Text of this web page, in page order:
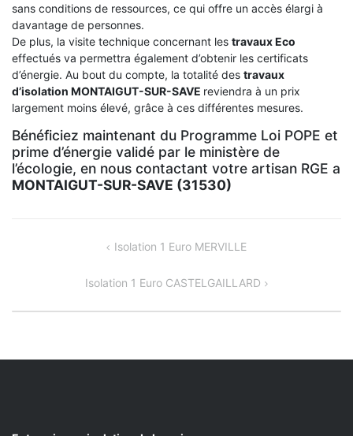
sans conditions de ressources, ce qui offre un accès élargi à
davantage de personnes.
De plus, la visite technique concernant les travaux Eco
effectués va permettra également d’obtenir les certificats
d’énergie. Au bout du compte, la totalité des travaux
d’isolation MONTAIGUT-SUR-SAVE reviendra à un prix
largement moins élevé, grâce à ces différentes mesures.
Bénéficiez maintenant du Programme Loi POPE et
prime d’énergie validé par le ministère de
l’écologie, en nous contactant votre artisan RGE a
MONTAIGUT-SUR-SAVE (31530)
NAVIGATION Isolation 1 Euro MERVILLE
Isolation 1 Euro CASTELGAILLARD